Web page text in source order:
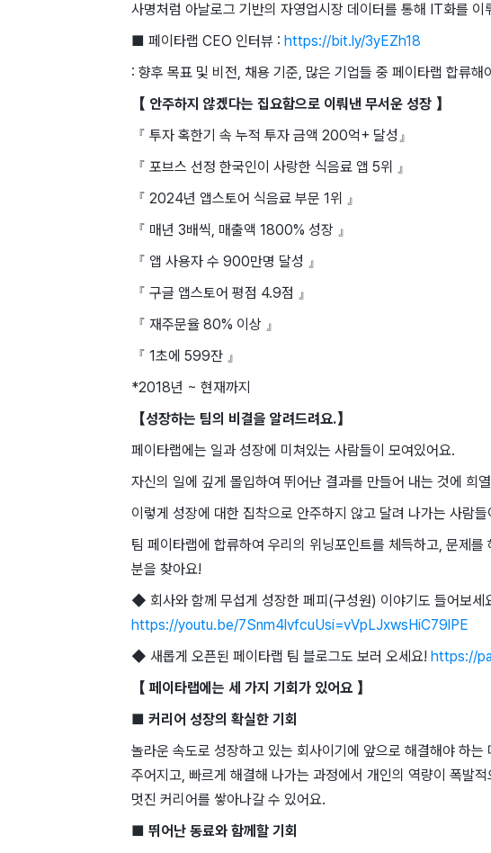
사명처럼 아날로그 기반의 자영업시장 데이터를 통해 IT화를
■ 페이타랩 CEO 인터뷰 : https://bit.ly/3yEZh18
: 향후 목표 및 비전, 채용 기준, 많은 기업들 중 페이타랩 합류해
【 안주하지 않겠다는 집요함으로 이뤄낸 무서운 성장 】
『 투자 혹한기 속 누적 투자 금액 200억+ 달성』
『 포브스 선정 한국인이 사랑한 식음료 앱 5위 』
『 2024년 앱스토어 식음료 부문 1위 』
『 매년 3배씩, 매출액 1800% 성장 』
『 앱 사용자 수 900만명 달성 』
『 구글 앱스토어 평점 4.9점 』
『 재주문율 80% 이상 』
『 1초에 599잔 』
*2018년 ~ 현재까지
【성장하는 팀의 비결을 알려드려요.】
페이타랩에는 일과 성장에 미쳐있는 사람들이 모여있어요.
자신의 일에 깊게 몰입하여 뛰어난 결과를 만들어 내는 것에 희
이렇게 성장에 대한 집착으로 안주하지 않고 달려 나가는 사람
팀 페이타랩에 합류하여 우리의 위닝포인트를 체득하고, 문제
분을 찾아요!
◆ 회사와 함께 무섭게 성장한 페피(구성원) 이야기도 들어보세
https://youtu.be/7Snm4lvfcuUsi=vVpLJxwsHiC79lPE
◆ 새롭게 오픈된 페이타랩 팀 블로그도 보러 오세요! https://
【 페이타랩에는 세 가지 기회가 있어요 】
■ 커리어 성장의 확실한 기회
놀라운 속도로 성장하고 있는 회사이기에 앞으로 해결해야 하는
주어지고, 빠르게 해결해 나가는 과정에서 개인의 역량이 폭발
멋진 커리어를 쌓아나갈 수 있어요.
■ 뛰어난 동료와 함께할 기회